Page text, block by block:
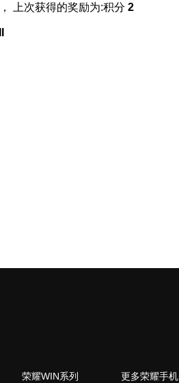
， 上次获得的奖励为:积分 2
荣耀WIN系列 更多荣耀手机